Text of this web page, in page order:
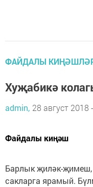
ФАЙДАЛЫ
Хуҗабикә
admin, 28 август 2018
Файдалы киңәш
Барлык җиләк-
сакларга ярамый.